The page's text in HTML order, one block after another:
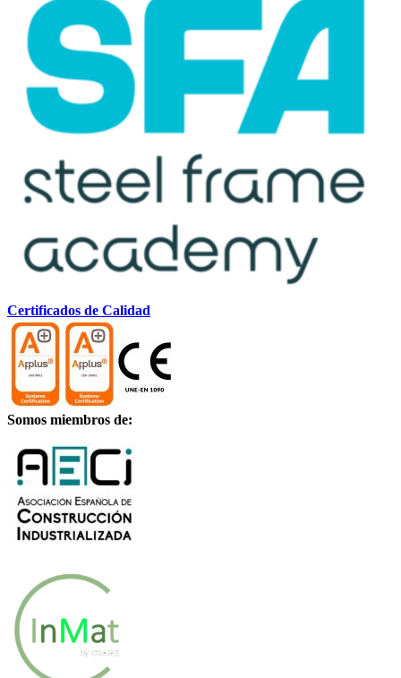
Certificados de Calidad
Somos miembros de: